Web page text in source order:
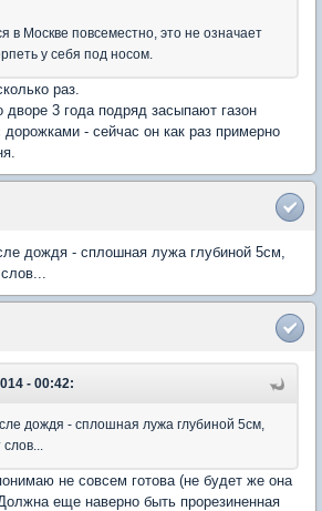
в Москве повсеместно, это не означает
у себя под носом.
раз.
3 года подряд засыпают газон
- сейчас он как раз примерно
дождя - сплошная лужа глубиной 5см,
- 00:42:
дождя - сплошная лужа глубиной 5см,
не совсем готова (не будет же она
еще наверно быть прорезиненная